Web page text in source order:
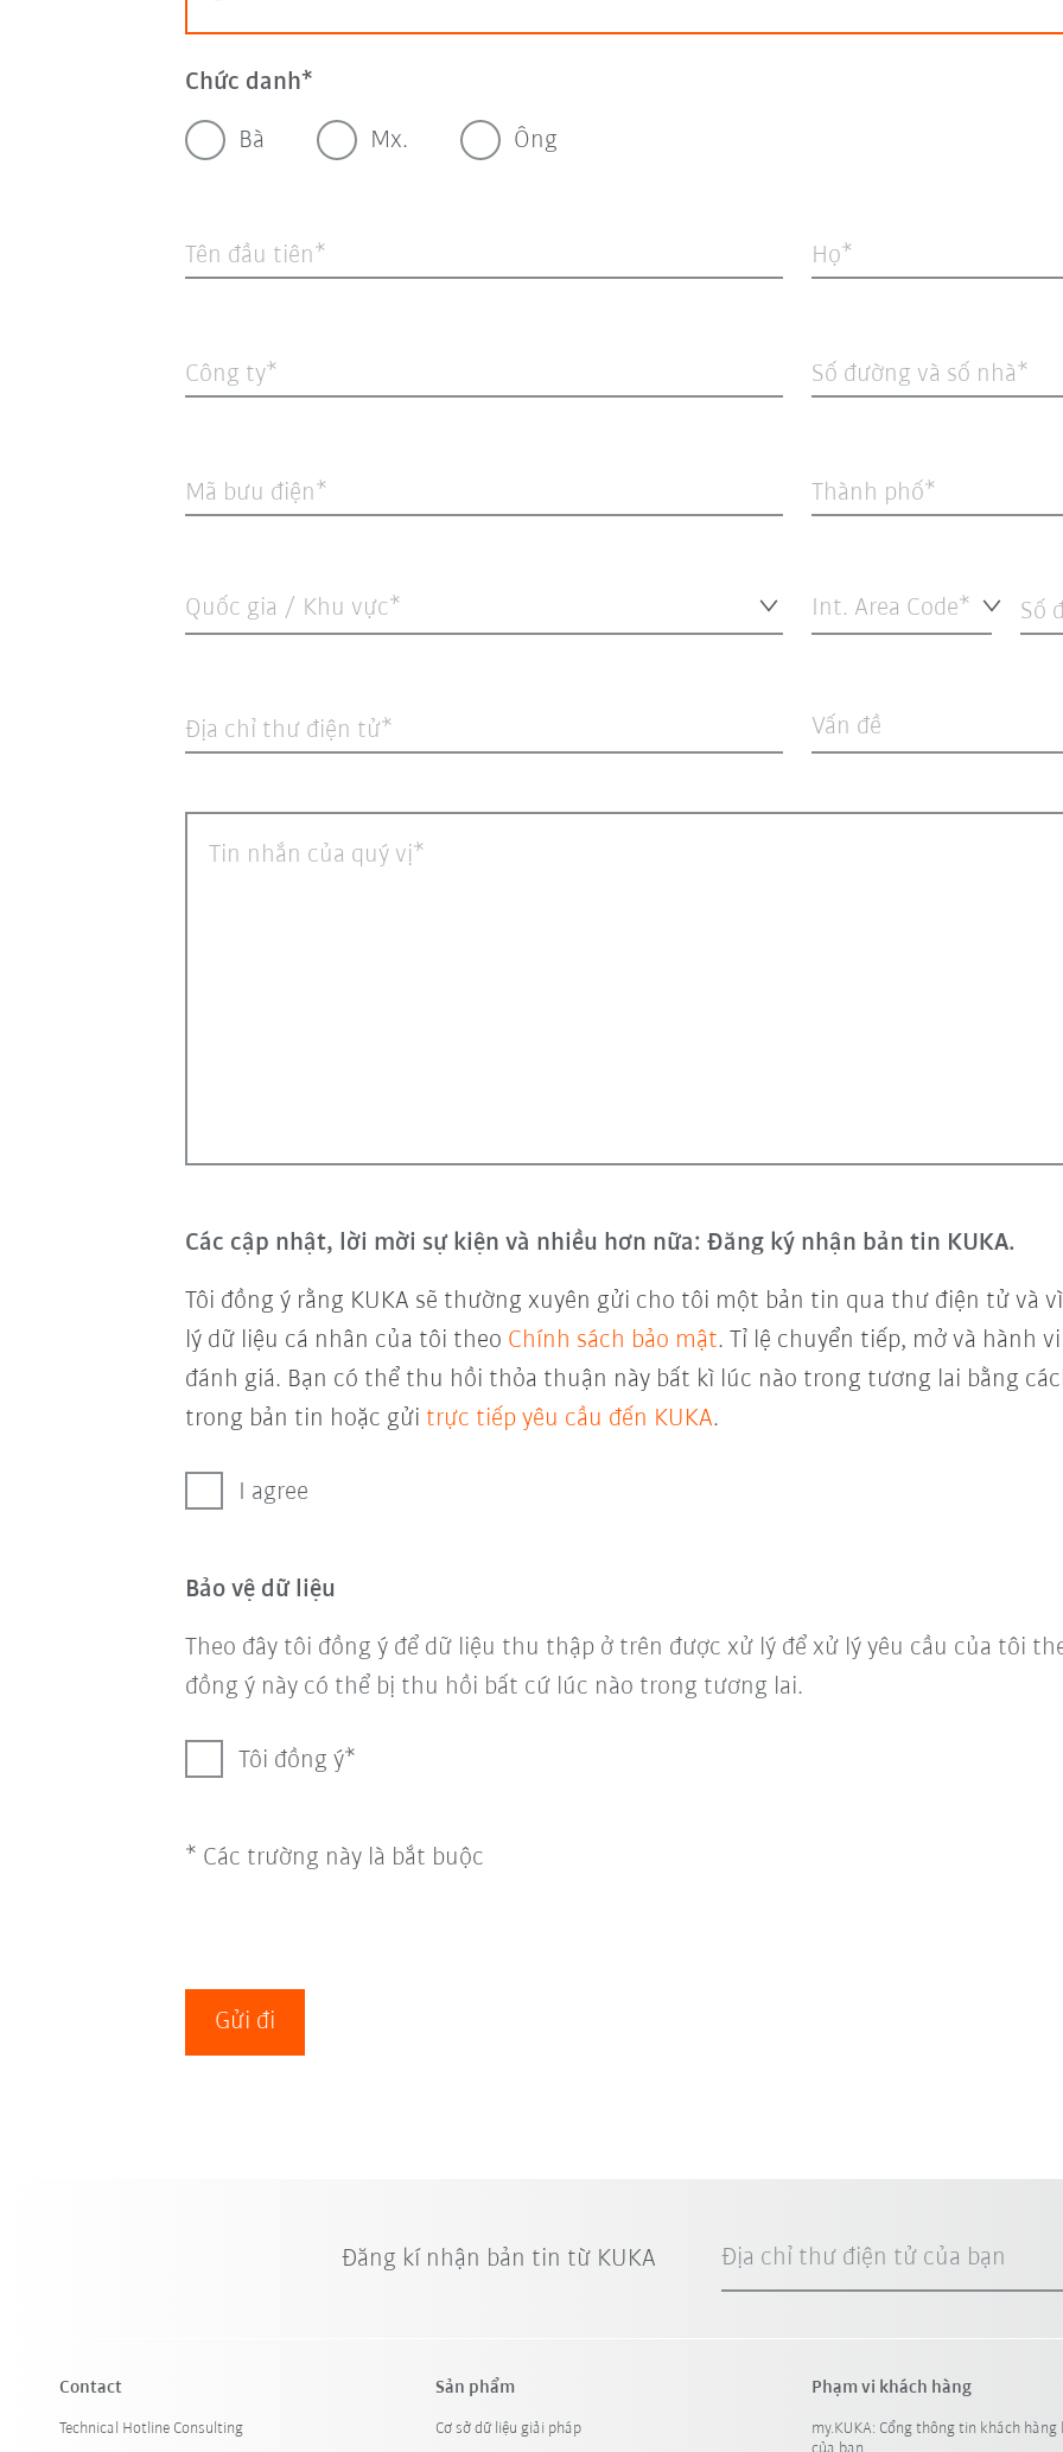
Chức danh
Bà Mx. Ông
Tên đầu tiên Họ
Công ty Số đường và số nhà
Mã bưu điện Thành phố
Quốc gia / Khu vực* Int. Area Code* Số
Địa chỉ thư điện tử Vấn đề
Tin nhắn của quý vị
Các cập nhật, lời mời sự kiện và nhiều hơn nữa: Đăng ký nhận bản tin KUKA.
Tôi đồng ý rằng KUKA sẽ thường xuyên gửi cho tôi một bản tin qua thư điện tử và
lý dữ liệu cá nhân của tôi theo Chính sách bảo mật. Tỉ lệ chuyển tiếp, mở và hành
đánh giá. Bạn có thể thu hồi thỏa thuận này bất kì lúc nào trong tương lai bằng
trong bản tin hoặc gửi trực tiếp yêu cầu đến KUKA.
I agree
Bảo vệ dữ liệu
Theo đây tôi đồng ý để dữ liệu thu thập ở trên được xử lý để xử lý yêu cầu của tôi
đồng ý này có thể bị thu hồi bất cứ lúc nào trong tương lai.
Tôi đồng ý
* Các trường này là bắt buộc
Gửi đi
Đăng kí nhận bản tin từ KUKA Địa chỉ thư điện tử của bạn
Contact
Technical Hotline Consulting
Sản phẩm
Cơ sở dữ liệu giải pháp
Phạm vi khách hàng
my.KUKA: Cổng thông tin khách